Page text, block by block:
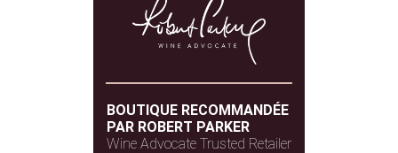
BOUTIQUE RECOMMANDÉE
PAR ROBERT PARKER
Wine Advocate Trusted Retailer